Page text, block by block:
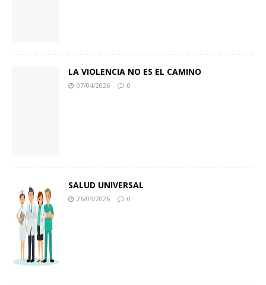
LA VIOLENCIA NO ES EL CAMINO
07/04/2026 0
SALUD UNIVERSAL
26/03/2026 0